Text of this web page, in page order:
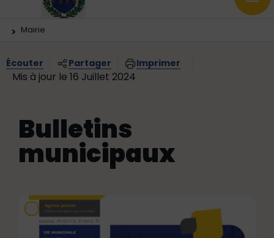
Vous êtes ici:
Mairie
Écouter Partager Imprimer
Mis à jour le 16 Juillet 2024
Bulletins
municipaux